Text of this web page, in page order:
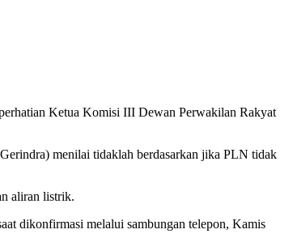
Ketua Komisi III Dewan Perwakilan Rakyat
menilai tidaklah berdasarkan jika PLN tidak
aliran listrik.
dikonfirmasi melalui sambungan telepon, Kamis